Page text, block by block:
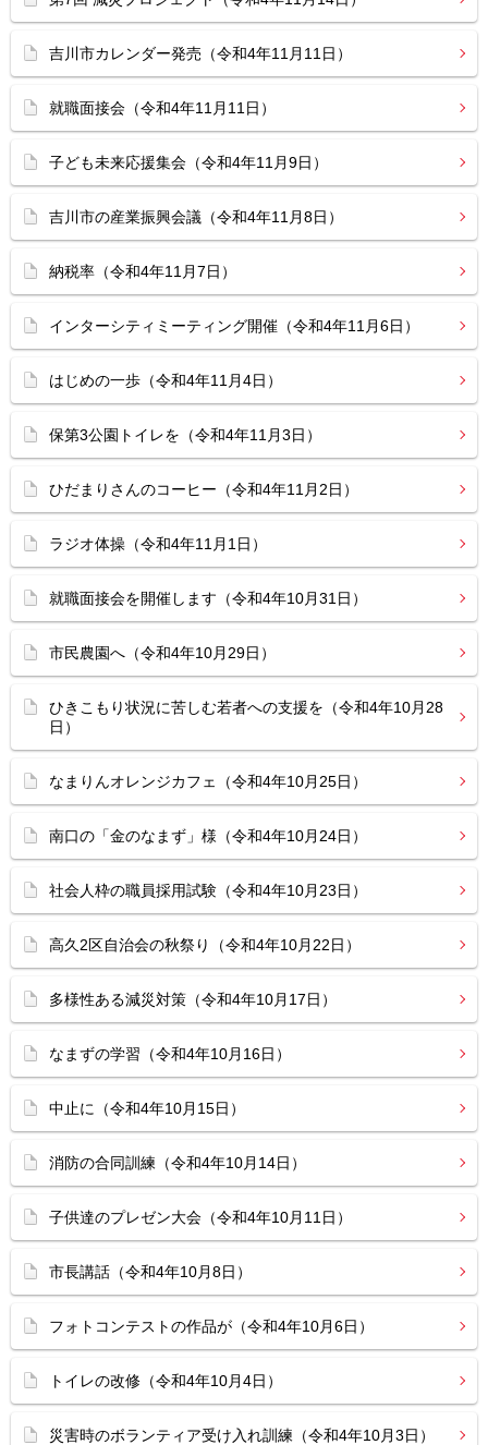
吉川市カレンダー発売（令和4年11月11日）
就職面接会（令和4年11月11日）
子ども未来応援集会（令和4年11月9日）
吉川市の産業振興会議（令和4年11月8日）
納税率（令和4年11月7日）
インターシティミーティング開催（令和4年11月6日）
はじめの一歩（令和4年11月4日）
保第3公園トイレを（令和4年11月3日）
ひだまりさんのコーヒー（令和4年11月2日）
ラジオ体操（令和4年11月1日）
就職面接会を開催します（令和4年10月31日）
市民農園へ（令和4年10月29日）
ひきこもり状況に苦しむ若者への支援を（令和4年10月28
日）
なまりんオレンジカフェ（令和4年10月25日）
南口の「金のなまず」様（令和4年10月24日）
社会人枠の職員採用試験（令和4年10月23日）
高久2区自治会の秋祭り（令和4年10月22日）
多様性ある減災対策（令和4年10月17日）
なまずの学習（令和4年10月16日）
中止に（令和4年10月15日）
消防の合同訓練（令和4年10月14日）
子供達のプレゼン大会（令和4年10月11日）
市長講話（令和4年10月8日）
フォトコンテストの作品が（令和4年10月6日）
トイレの改修（令和4年10月4日）
災害時のボランティア受け入れ訓練（令和4年10月3日）